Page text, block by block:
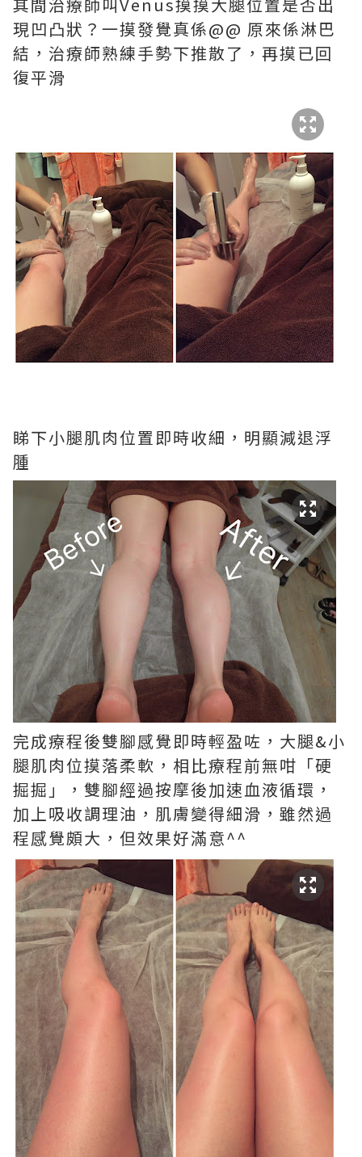
現凹凸狀？一摸發覺真係@@ 原來係淋巴
結，治療師熟練手勢下推散了，再摸已回
復平滑
睇下小腿肌肉位置即時收細，明顯減退浮
腫
完成療程後雙腳感覺即時輕盈咗，大腿&小
腿肌肉位摸落柔軟，相比療程前無咁「硬
掘掘」，雙腳經過按摩後加速血液循環，
加上吸收調理油，肌膚變得細滑，雖然過
程感覺頗大，但效果好滿意^^